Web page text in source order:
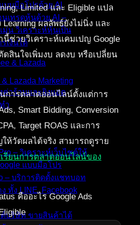
บบมือโปรด้วย AI
เทรดหุ้นด้วย AI –
ม่น วิเคราะห์หุ้นเป็น
เงินได้
& Lazada
& Lazada Marketing
ค่าร้านและยิงแอด
ำ
– วิเคราะห์เว็บไซต์ให้
แบบมือโปร
– บริการติดตั้งแชทบอท
ทั้ง LINE, Facebook
ต์บริษัท ขายสินค้าได้
Limited และ Eligible แปล
ผลลัพธ์ยังไม่นิ่ง และ
นี้ช่วยวิเคราะห์แคมเปญ Google
ดสินใจเพิ่มงบ ลดงบ หรือเปลี่ยน
การตลาดออนไลน์ตั้งแต่การ
Smart Bidding, Conversion
Target ROAS และการ
ห้วัดผลได้จริง สามารถดูราย
รียนการตลาดออนไลน์ของ